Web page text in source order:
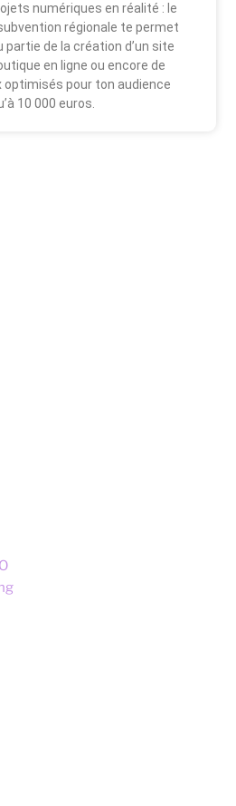
numériques en réalité : le
régionale te permet
de la création d’un site
en ligne ou encore de
pour ton audience
10 000 euros.